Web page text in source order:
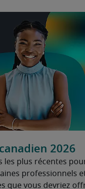
2026
les plus récentes
professionnels
que vous devriez